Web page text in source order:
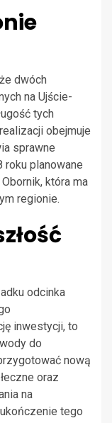
dwóch
na Ujście-
tych
obejmuje
sprawne
planowane
która ma
regionie.
odcinka
inwestycji, to
do
nową
oraz
na
tego